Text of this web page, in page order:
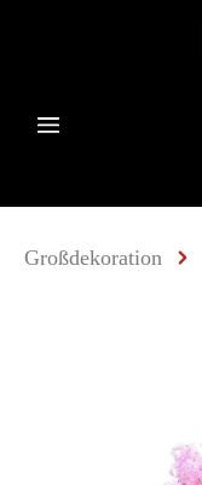
Großdekoration